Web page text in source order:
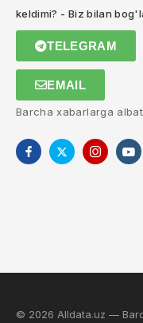
keldimi? - Biz bilan
TELEGRAM
EMAIL
Barcha xabarlarga
© 2026 Alldata.uz —